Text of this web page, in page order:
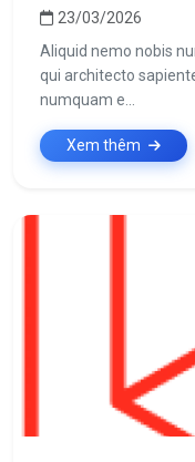
23/03/2026
Aliquid nemo nobis
qui architecto
numquam e...
Xem thêm